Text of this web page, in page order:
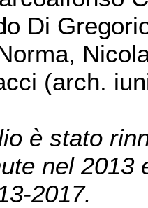
Di
(arch.
è stato
nel 2013
2017.